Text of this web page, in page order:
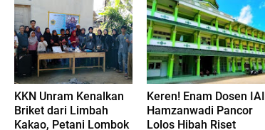
KKN Unram Kenalkan
Briket dari Limbah
Kakao, Petani Lombok
Keren! Enam Dosen IAI
Hamzanwadi Pancor
Lolos Hibah Riset